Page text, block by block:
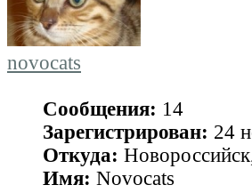
novocats
Сообщения: 14
Зарегистрирован: 24
Откуда:
Имя: Novocats